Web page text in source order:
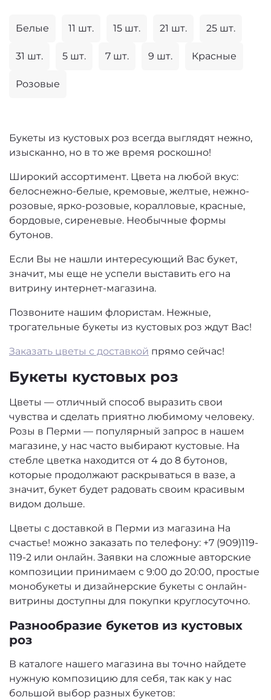
Белые 11 шт. 15 шт. 21 шт. 25 шт.
31 шт. 5 шт. 7 шт. 9 шт. Красные
Розовые
Букеты из кустовых роз всегда выглядят нежно,
изысканно, но в то же время роскошно!
Широкий ассортимент. Цвета на любой вкус:
белоснежно-белые, кремовые, желтые, нежно-
розовые, ярко-розовые, коралловые, красные,
бордовые, сиреневые. Необычные формы
бутонов.
Если Вы не нашли интересующий Вас букет,
значит, мы еще не успели выставить его на
витрину интернет-магазина.
Позвоните нашим флористам. Нежные,
трогательные букеты из кустовых роз ждут Вас!
Заказать цветы с доставкой прямо сейчас!
Букеты кустовых роз
Цветы — отличный способ выразить свои
чувства и сделать приятно любимому человеку.
Розы в Перми — популярный запрос в нашем
магазине, у нас часто выбирают кустовые. На
стебле цветка находится от 4 до 8 бутонов,
которые продолжают раскрываться в вазе, а
значит, букет будет радовать своим красивым
видом дольше.
Цветы с доставкой в Перми из магазина На
счастье! можно заказать по телефону: +7 (909)119-
119-2 или онлайн. Заявки на сложные авторские
композиции принимаем с 9:00 до 20:00, простые
монобукеты и дизайнерские букеты с онлайн-
витрины доступны для покупки круглосуточно.
Разнообразие букетов из кустовых
роз
В каталоге нашего магазина вы точно найдете
нужную композицию для себя, так как у нас
большой выбор разных букетов: